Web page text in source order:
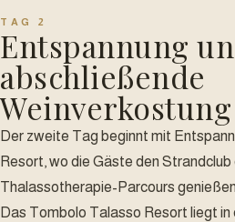
TAG 2
Entspannung
abschließende
Weinverkostung
Der zweite Tag beginnt mit
Resort, wo die Gäste den Strandclub
Thalassotherapie-Parcours
Das Tombolo Talasso Resort liegt in